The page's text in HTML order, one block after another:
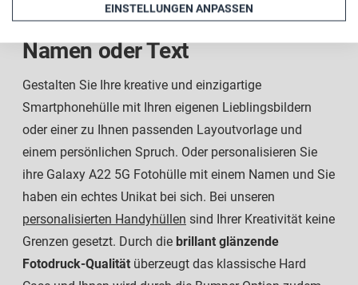
A22 5G Schutzhülle mit Foto,
Namen oder Text
Gestalten Sie Ihre kreative und einzigartige
Smartphonehülle mit Ihren eigenen Lieblingsbildern
oder einer zu Ihnen passenden Layoutvorlage und
einem persönlichen Spruch. Oder personalisieren Sie
ihre Galaxy A22 5G Fotohülle mit einem Namen und Sie
haben ein echtes Unikat bei sich. Bei unseren
personalisierten Handyhüllen sind Ihrer Kreativität keine
Grenzen gesetzt. Durch die brillant glänzende
Fotodruck-Qualität überzeugt das klassische Hard
EINSTELLUNGEN ANPASSEN